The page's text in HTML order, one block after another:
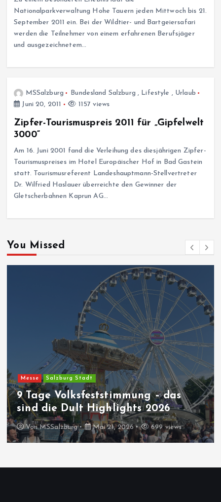
Nationalparkverwaltung Hohe Tauern jeden Mittwoch bis 21.
September 2011 ein. Bei der Wildtier- und Bartgeiersafari
werden die Teilnehmer von einem erfahrenen Berufsjäger
und ausgezeichnetem…
MSSalzburg Bundesland Salzburg , Lifestyle , Urlaub
Juni 20, 2011
1157 views
Zipfer-Tourismuspreis 2011 für „Gipfelwelt
3000“
Am 16. Juni 2001 fand die Verleihung des diesjährigen Zipfer-
Tourismuspreises im Hotel Europäischer Hof in Bad Gastein
statt. Tourismusreferent Landeshauptmann-Stellvertreter
Dr. Wilfried Haslauer überreichte den Gewinner der
Gletscherbahnen Kaprun AG…
You Missed
Salzburg Stadt
Volksfeststimmung – das
die Dult Highlights 2026
MSSalzburg Mai 21, 2026 699 views